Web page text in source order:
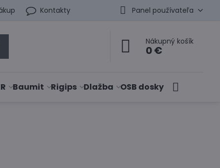
Kontakty Panel používateľa
Nákupný košík
0 €
Baumit Rigips Dlažba OSB dosky